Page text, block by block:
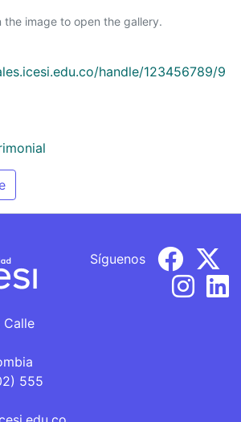
the image to open the gallery.
handle/123456789/9
Calle
555
Síguenos